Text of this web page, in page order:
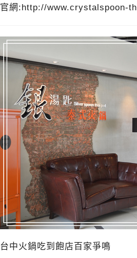
官網:http://www.crystalspoon-
台中火鍋吃到飽店百家爭鳴